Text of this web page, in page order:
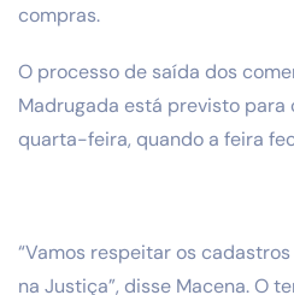
compras.
O processo de saída dos
Madrugada está previsto para
quarta-feira, quando a feira
“Vamos respeitar os
na Justiça”, disse Macena. O